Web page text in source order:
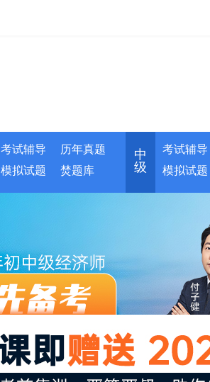
考试辅导
历年真题
模拟试题
焚题库
中
级
考试辅导
模拟试题